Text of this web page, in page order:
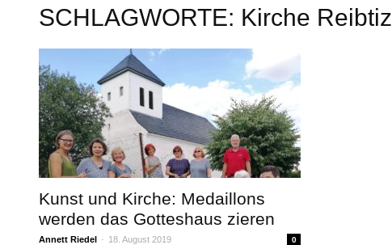
SCHLAGWORTE: Kirche Reibtiz
Kunst und Kirche: Medaillons
werden das Gotteshaus zieren
Annett Riedel - 18. August 2019 0